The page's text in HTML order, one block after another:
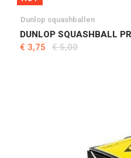
Dunlop squashballen
DUNLOP SQUASHBALL
€ 3,75
€ 5,00